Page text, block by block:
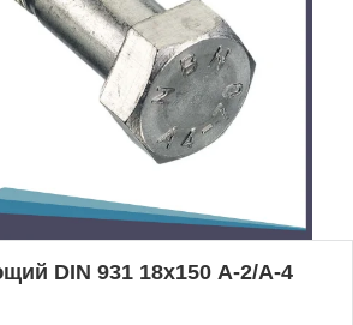
DIN 931 18х150 A-2/A-4